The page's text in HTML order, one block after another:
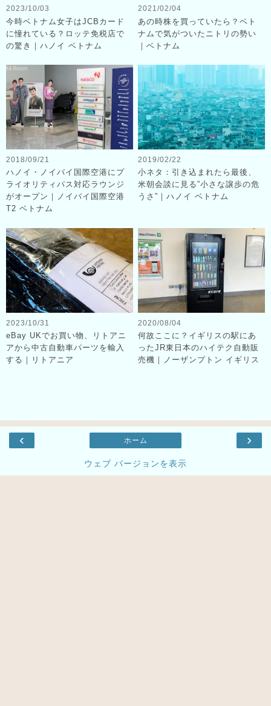
2023/10/03
今時ベトナム女子はJCBカード
に憧れている？ロッテ免税店で
の驚き｜ハノイ ベトナム
2021/02/04
あの時株を買っていたら？ベト
ナムで気がついたニトリの勢い
｜ベトナム
2018/09/21
ハノイ・ノイバイ国際空港にプ
ライオリティパス対応ラウンジ
がオープン｜ノイバイ国際空港
T2 ベトナム
2019/02/22
小ネタ：引き込まれたら最後、
米朝会談に見る”小さな譲歩の危
うさ”｜ハノイ ベトナム
2023/10/31
eBay UKでお買い物、リトアニ
アから中古自動車パーツを輸入
する｜リトアニア
2020/08/04
何故ここに？イギリスの駅にあ
ったJR東日本のハイテク自動販
売機｜ノーザンプトン イギリス
‹ ›
ホーム
ウェブ バージョンを表示